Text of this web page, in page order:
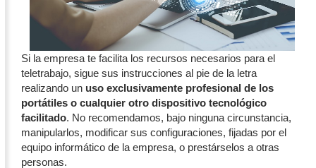
Si la empresa te facilita los recursos necesarios para el
teletrabajo, sigue sus instrucciones al pie de la letra
realizando un uso exclusivamente profesional de los
portátiles o cualquier otro dispositivo tecnológico
facilitado. No recomendamos, bajo ninguna circunstancia,
manipularlos, modificar sus configuraciones, fijadas por el
equipo informático de la empresa, o prestárselos a otras
personas.